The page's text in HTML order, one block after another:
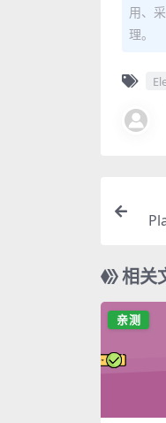
用、
理。
相关
亲测